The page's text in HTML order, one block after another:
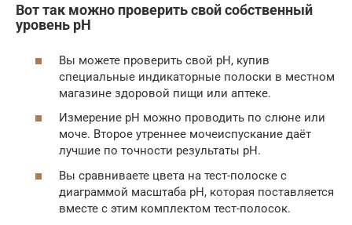
Вот так можно проверить свой собственный
уровень рН
Вы можете проверить свой pH, купив
специальные индикаторные полоски в местном
магазине здоровой пищи или аптеке.
Измерение pH можно проводить по слюне или
моче. Второе утреннее мочеиспускание даёт
лучшие по точности результаты pH.
Вы сравниваете цвета на тест-полоске с
диаграммой масштаба pH, которая поставляется
вместе с этим комплектом тест-полосок.